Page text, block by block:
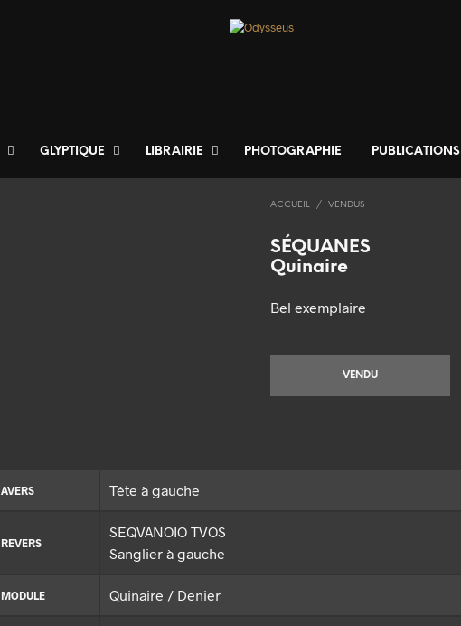
GLYPTIQUE LIBRAIRIE PHOTOGRAPHIE PUBLICATIONS
ACCUEIL / VENDUS
SÉQUANES
Quinaire
Bel exemplaire
VENDU
AVERS Tête à gauche
REVERS
SEQVANOIO TVOS
Sanglier à gauche
MODULE Quinaire / Denier